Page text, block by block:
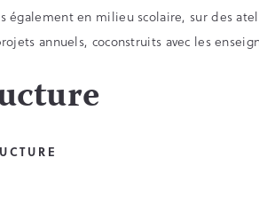
également en milieu scolaire, sur des
annuels, coconstruits avec les